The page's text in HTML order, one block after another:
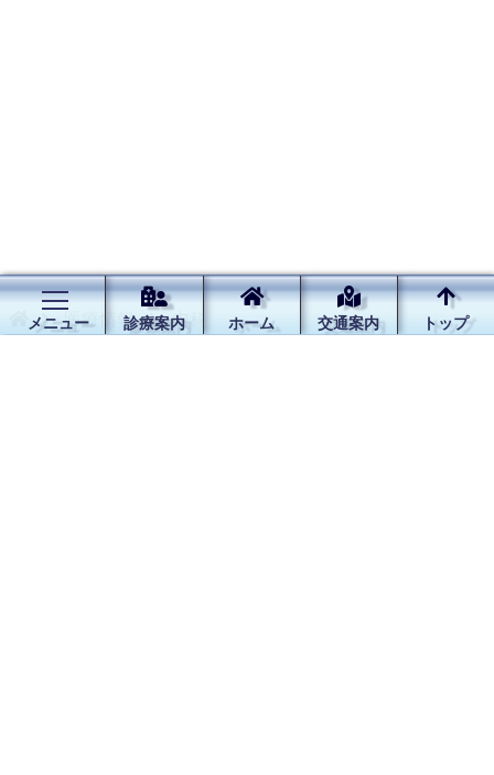
医療情報 内科
メニュー 診療案内 ホーム 交通案内 トップ